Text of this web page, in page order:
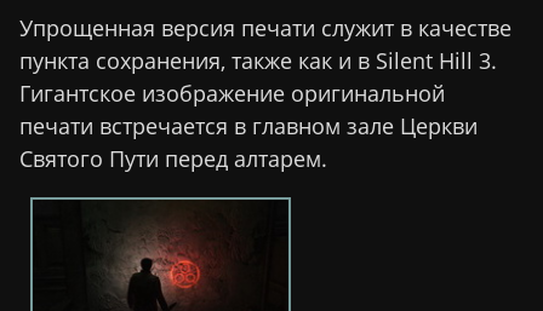
Упрощенная версия печати служит в качестве
пункта сохранения, также как и в Silent Hill 3.
Гигантское изображение оригинальной
печати встречается в главном зале Церкви
Святого Пути перед алтарем.